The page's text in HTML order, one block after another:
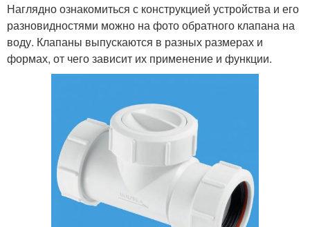
Наглядно ознакомиться с конструкцией устройства и его
разновидностями можно на фото обратного клапана на
воду. Клапаны выпускаются в разных размерах и
формах, от чего зависит их применение и функции.